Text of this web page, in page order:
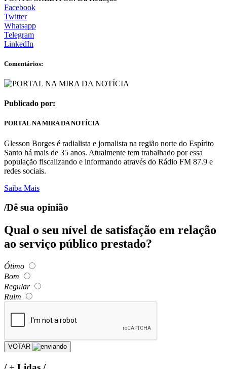
Facebook
Twitter
Whatsapp
Telegram
LinkedIn
Comentários:
Publicado por:
PORTAL NA MIRA DA NOTÍCIA
Glesson Borges é radialista e jornalista na região norte do Espírito
Santo há mais de 35 anos. Atualmente tem trabalhado por essa
população fiscalizando e informando através do Rádio FM 87.9 e
redes sociais.
Saiba Mais
/Dê sua opinião
Qual o seu nível de satisfação em relação
ao serviço público prestado?
Ótimo
Bom
Regular
Ruim
VOTAR